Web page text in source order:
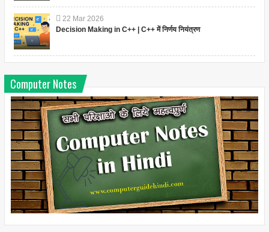
22 Mar 2026
Decision Making in C++ | C++ में निर्णय नियंत्रण
Computer Notes